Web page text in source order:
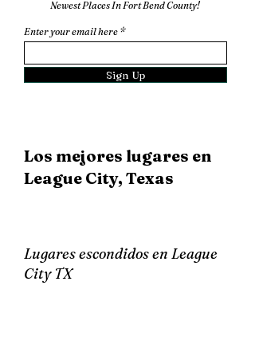
Newest Places In Fort Bend County!
Enter your email here
Sign Up
Los mejores lugares en
League City, Texas
Lugares escondidos en League
City TX